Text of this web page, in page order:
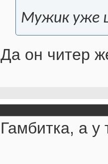
Мужик уже
Да он читер
Гамбитка, а